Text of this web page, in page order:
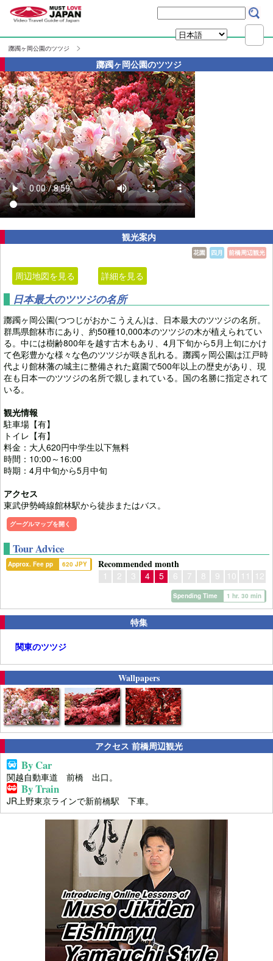
躑躅ヶ岡公園のツツジ
躑躅ヶ岡公園のツツジ
観光案内
前橋周辺観光
四月
花園
周辺地図を見る 詳細を見る
日本最大のツツジの名所
躑躅ヶ岡公園(つつじがおかこうえん)は、日本最大のツツジの名所。
群馬県館林市にあり、約50種10,000本のツツジの木が植えられてい
る。中には樹齢800年を越す古木もあり、4月下旬から5月上旬にかけ
て色彩豊かな様々な色のツツジが咲き乱れる。躑躅ヶ岡公園は江戸時
代より館林藩の城主に整備された庭園で500年以上の歴史があり、現
在も日本一のツツジの名所で親しまれている。国の名勝に指定されて
いる。
観光情報
駐車場【有】
トイレ【有】
料金：大人620円中学生以下無料
時間：10:00～16:00
時期：4月中旬から5月中旬
アクセス
東武伊勢崎線館林駅から徒歩またはバス。
グーグルマップを開く
Tour Advice
Recommended month
1 2 3 4 5 6 7 8 9 10 11 12
Approx. Fee pp 620 JPY
Spending Time 1 hr. 30 min
特集
関東のツツジ
Wallpapers
アクセス 前橋周辺観光
By Car
関越自動車道 前橋 出口。
By Train
JR上野東京ラインで新前橋駅 下車。